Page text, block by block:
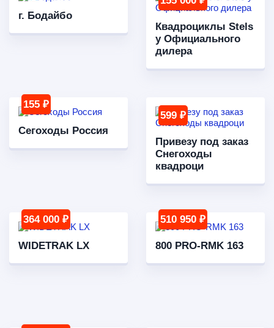
г. Бодайбо
Квадроциклы Stels
у Официального
дилера
155 ₽
Сегоходы Россия
599 ₽
Привезу под заказ
Снегоходы
квадроци
364 000 ₽
WIDETRAK LX
510 950 ₽
800 PRO-RMK 163